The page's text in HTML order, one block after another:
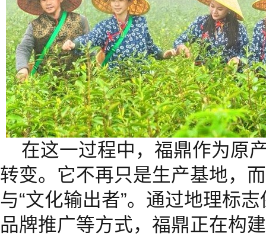
在这一过程中，福鼎作为原
转变。它不再只是生产基地，
与“文化输出者”。通过地理标
品牌推广等方式，福鼎正在构